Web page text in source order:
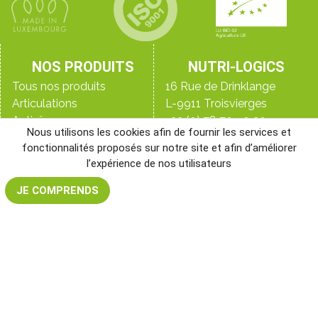
NOS PRODUITS
Tous nos produits
Articulations
Anti-âge
Détox
Digestion
Peau, ongles & cheveux
Perte de poids
NUTRI-LOGICS
16 Rue de Drinklange
L-9911 Troisvierges
+32 (0) 78 70 90 20
+33 (0)9 70 44 16 45
+352 28 33 98 98
Le blog
Nous utilisons les cookies afin de fournir les services et
fonctionnalités proposés sur notre site et afin d’améliorer
l’expérience de nos utilisateurs
JE COMPRENDS